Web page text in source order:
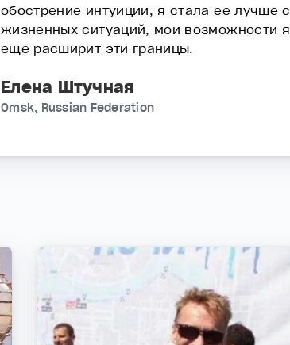
обострение интуиции, я стала ее лучше
жизненных ситуаций, мои возможности
еще расширит эти границы.
Елена Штучная
Omsk, Russian Federation